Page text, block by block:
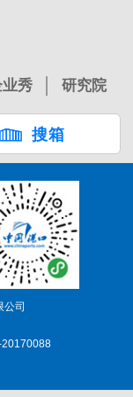
秀 研究院
搜箱
司
20170088